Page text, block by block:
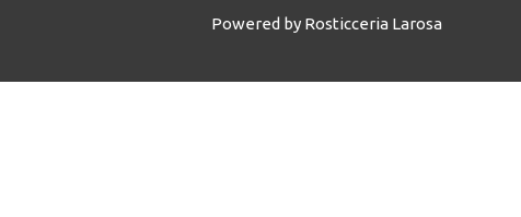
Powered by Rosticceria Larosa